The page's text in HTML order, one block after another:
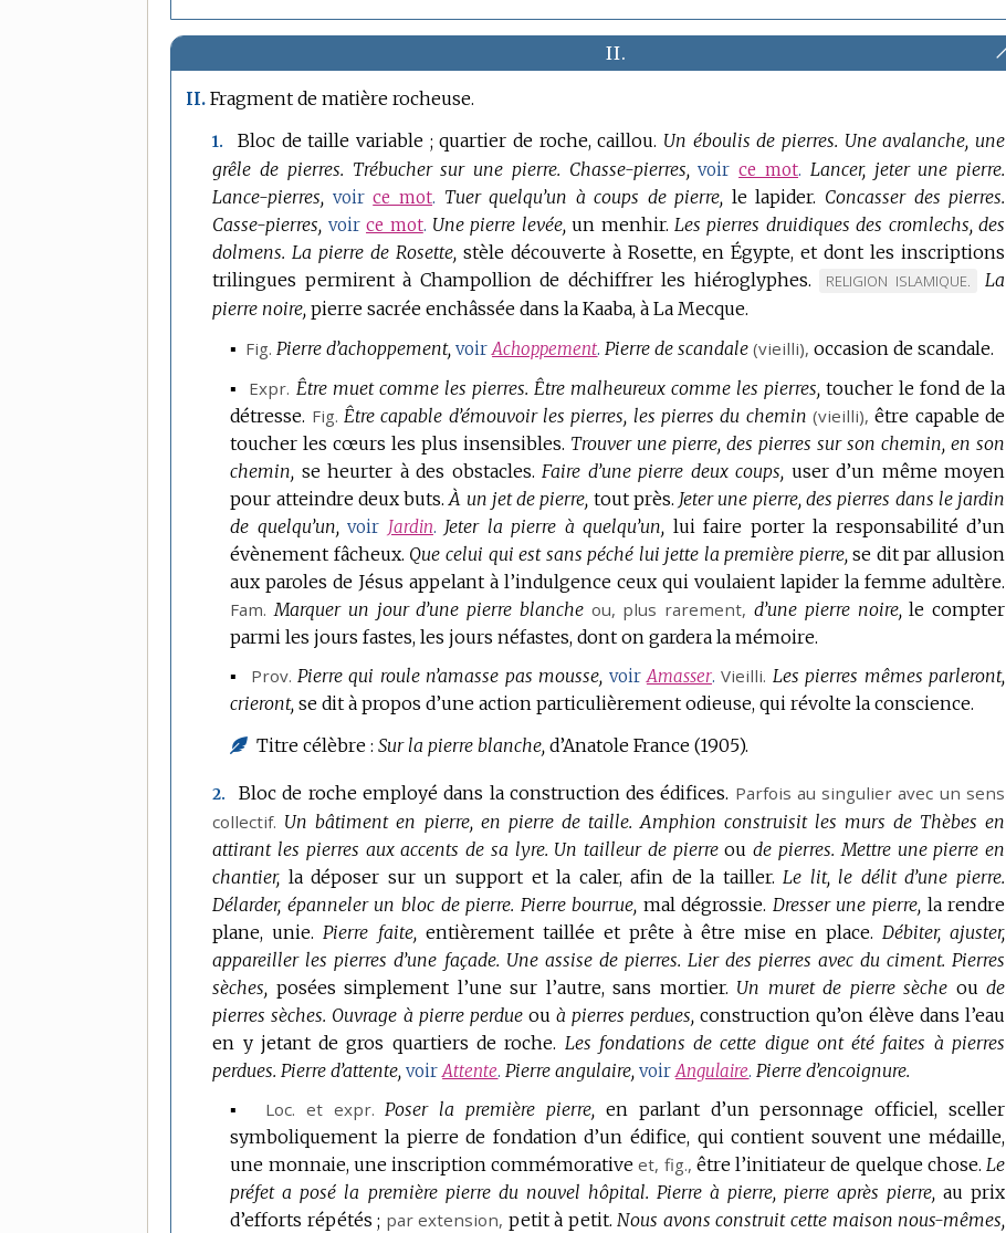
II.
II. Fragment de matière rocheuse.
1. Bloc de taille variable ; quartier de roche, caillou. Un éboulis de pierres. Une avalanche, une
grêle de pierres. Trébucher sur une pierre. Chasse-pierres, voirce mot. Lancer, jeter une pierre.
Lance-pierres, voirce mot. Tuer quelqu’un à coups de pierre, le lapider. Concasser des pierres.
Casse-pierres, voirce mot. Une pierre levée, un menhir. Les pierres druidiques des cromlechs, des
dolmens. La pierre de Rosette, stèle découverte à Rosette, en Égypte, et dont les inscriptions
trilingues permirent à Champollion de déchiffrer les hiéroglyphes.
MARQUE
RELIGION ISLAMIQUE.
La
pierre noire, pierre sacrée enchâssée dans la Kaaba, à La Mecque.
▪ Fig. Pierre d’achoppement, voirAchoppement. Pierre de scandale (vieilli), occasion de scandale.
▪ Expr. Être muet comme les pierres. Être malheureux comme les pierres, toucher le fond de la
détresse. Fig. Être capable d’émouvoir les pierres, les pierres du chemin (vieilli), être capable de
toucher les cœurs les plus insensibles. Trouver une pierre, des pierres sur son chemin, en son
chemin, se heurter à des obstacles. Faire d’une pierre deux coups, user d’un même moyen
pour atteindre deux buts. À un jet de pierre, tout près. Jeter une pierre, des pierres dans le jardin
de quelqu’un, voir Jardin. Jeter la pierre à quelqu’un, lui faire porter la responsabilité d’un
évènement fâcheux. Que celui qui est sans péché lui jette la première pierre, se dit par allusion
aux paroles de Jésus appelant à l’indulgence ceux qui voulaient lapider la femme adultère.
Fam. Marquer un jour d’une pierre blanche ou, plus rarement, d’une pierre noire, le compter
parmi les jours fastes, les jours néfastes, dont on gardera la mémoire.
▪ Prov. Pierre qui roule n’amasse pas mousse, voirAmasser. Vieilli. Les pierres mêmes parleront,
crieront, se dit à propos d’une action particulièrement odieuse, qui révolte la conscience.
Titre célèbre :Sur la pierre blanche, d’Anatole France (1905).
2. Bloc de roche employé dans la construction des édifices. Parfois au singulier avec un sens
collectif. Un bâtiment en pierre, en pierre de taille. Amphion construisit les murs de Thèbes en
attirant les pierres aux accents de sa lyre. Un tailleur de pierreoude pierres. Mettre une pierre en
chantier, la déposer sur un support et la caler, afin de la tailler. Le lit, le délit d’une pierre.
Délarder, épanneler un bloc de pierre. Pierre bourrue, mal dégrossie. Dresser une pierre, la rendre
plane, unie. Pierre faite, entièrement taillée et prête à être mise en place. Débiter, ajuster,
appareiller les pierres d’une façade. Une assise de pierres. Lier des pierres avec du ciment. Pierres
sèches, posées simplement l’une sur l’autre, sans mortier. Un muret de pierre sèche oude
pierres sèches. Ouvrage à pierre perdueou à pierres perdues, construction qu’on élève dans l’eau
en y jetant de gros quartiers de roche. Les fondations de cette digue ont été faites à pierres
perdues. Pierre d’attente, voirAttente. Pierre angulaire, voirAngulaire. Pierre d’encoignure.
▪ Loc. et expr. Poser la première pierre, en parlant d’un personnage officiel, sceller
symboliquement la pierre de fondation d’un édifice, qui contient souvent une médaille,
une monnaie, une inscription commémorativeet, fig., être l’initiateur de quelque chose. Le
préfet a posé la première pierre du nouvel hôpital. Pierre à pierre, pierre après pierre, au prix
d’efforts répétés ; par extension, petit à petit. Nous avons construit cette maison nous-mêmes,